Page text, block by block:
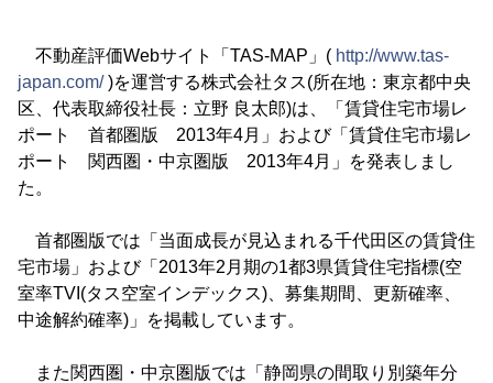
不動産評価Webサイト「TAS-MAP」( http://www.tas-
japan.com/)を運営する株式会社タス(所在地：東京都中央
区、代表取締役社長：立野 良太郎)は、「賃貸住宅市場レ
ポート 首都圏版 2013年4月」および「賃貸住宅市場レ
ポート 関西圏・中京圏版 2013年4月」を発表しまし
た。
首都圏版では「当面成長が見込まれる千代田区の賃貸住
宅市場」および「2013年2月期の1都3県賃貸住宅指標(空
室率TVI(タス空室インデックス)、募集期間、更新確率、
中途解約確率)」を掲載しています。
また関西圏・中京圏版では「静岡県の間取り別築年分